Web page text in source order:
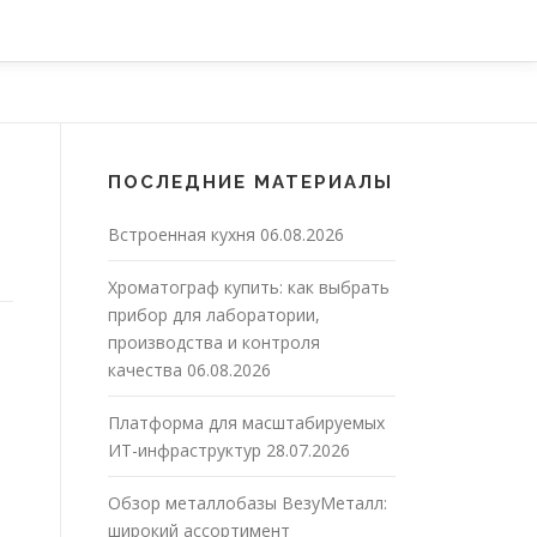
ПОСЛЕДНИЕ МАТЕРИАЛЫ
Встроенная кухня 06.08.2026
Хроматограф купить: как выбрать
прибор для лаборатории,
производства и контроля
качества 06.08.2026
Платформа для масштабируемых
ИТ-инфраструктур 28.07.2026
Обзор металлобазы ВезуМеталл:
широкий ассортимент